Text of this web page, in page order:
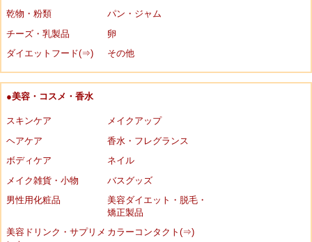
乾物・粉類
パン・ジャム
チーズ・乳製品
卵
ダイエットフード(⇒)
その他
●美容・コスメ・香水
スキンケア
メイクアップ
ヘアケア
香水・フレグランス
ボディケア
ネイル
メイク雑貨・小物
バスグッズ
男性用化粧品
美容ダイエット・脱毛・
矯正製品
美容ドリンク・サプリメ カラーコンタクト(⇒)